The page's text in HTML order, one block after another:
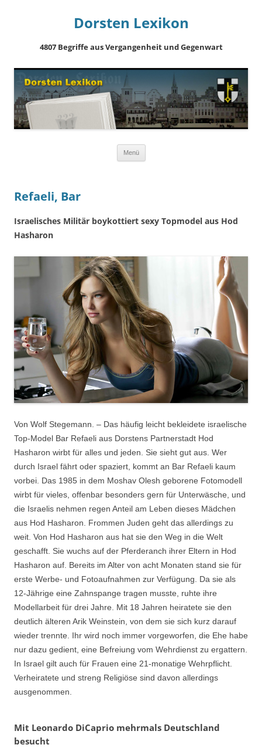
Dorsten Lexikon
4807 Begriffe aus Vergangenheit und Gegenwart
Menü
Refaeli, Bar
Israelisches Militär boykottiert sexy Topmodel aus Hod
Hasharon
Von Wolf Stegemann. – Das häufig leicht bekleidete israelische
Top-Model Bar Refaeli aus Dorstens Partnerstadt Hod
Hasharon wirbt für alles und jeden. Sie sieht gut aus. Wer
durch Israel fährt oder spaziert, kommt an Bar Refaeli kaum
vorbei. Das 1985 in dem Moshav Olesh geborene Fotomodell
wirbt für vieles, offenbar besonders gern für Unterwäsche, und
die Israelis nehmen regen Anteil am Leben dieses Mädchen
aus Hod Hasharon. Frommen Juden geht das allerdings zu
weit. Von Hod Hasharon aus hat sie den Weg in die Welt
geschafft. Sie wuchs auf der Pferderanch ihrer Eltern in Hod
Hasharon auf. Bereits im Alter von acht Monaten stand sie für
erste Werbe- und Fotoaufnahmen zur Verfügung. Da sie als
12-Jährige eine Zahnspange tragen musste, ruhte ihre
Modellarbeit für drei Jahre. Mit 18 Jahren heiratete sie den
deutlich älteren Arik Weinstein, von dem sie sich kurz darauf
wieder trennte. Ihr wird noch immer vorgeworfen, die Ehe habe
nur dazu gedient, eine Befreiung vom Wehrdienst zu ergattern.
In Israel gilt auch für Frauen eine 21-monatige Wehrpflicht.
Verheiratete und streng Religiöse sind davon allerdings
ausgenommen.
Mit Leonardo DiCaprio mehrmals Deutschland
besucht